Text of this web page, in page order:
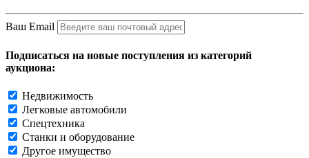
Ваш Email
Подписаться на новые поступления из категорий
аукциона:
Недвижимость
Легковые автомобили
Спецтехника
Станки и оборудование
Другое имущество